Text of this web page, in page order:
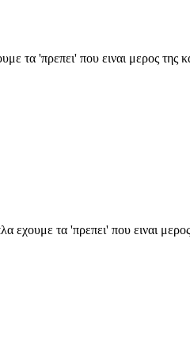
τα 'πρεπει' που ειναι μερος της
εχουμε τα 'πρεπει' που ειναι